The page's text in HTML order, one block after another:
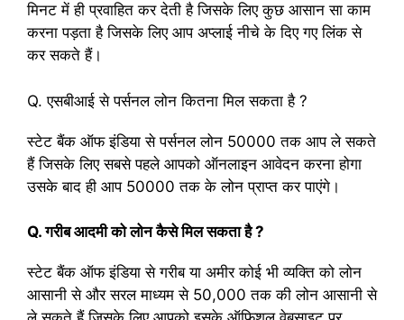
मिनट में ही प्रवाहित कर देती है जिसके लिए कुछ आसान सा काम
करना पड़ता है जिसके लिए आप अप्लाई नीचे के दिए गए लिंक से
कर सकते हैं।
Q. एसबीआई से पर्सनल लोन कितना मिल सकता है ?
स्टेट बैंक ऑफ इंडिया से पर्सनल लोन 50000 तक आप ले सकते
हैं जिसके लिए सबसे पहले आपको ऑनलाइन आवेदन करना होगा
उसके बाद ही आप 50000 तक के लोन प्राप्त कर पाएंगे।
Q. गरीब आदमी को लोन कैसे मिल सकता है ?
स्टेट बैंक ऑफ इंडिया से गरीब या अमीर कोई भी व्यक्ति को लोन
आसानी से और सरल माध्यम से 50,000 तक की लोन आसानी से